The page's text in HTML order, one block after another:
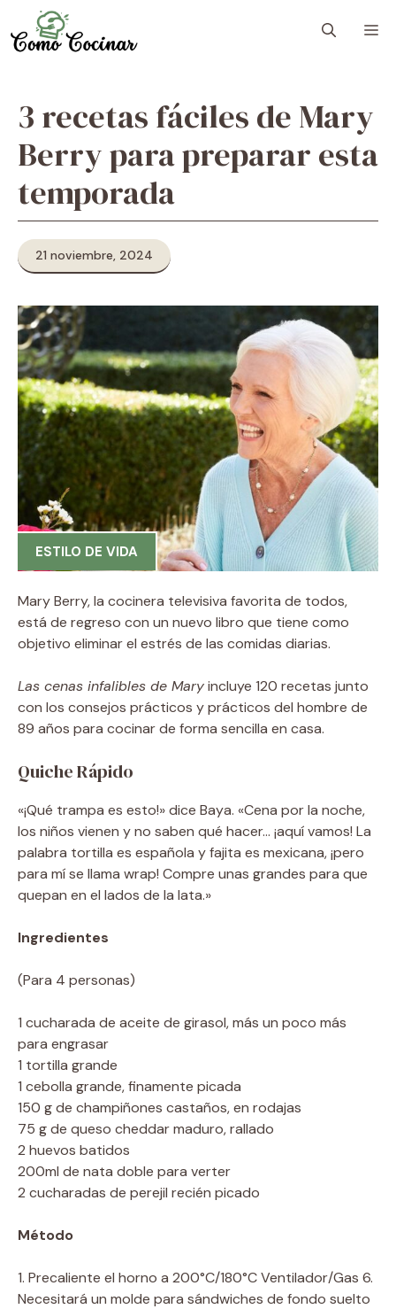
to
content
3 recetas fáciles de Mary
Berry para preparar esta
temporada
21 noviembre, 2024
ESTILO DE VIDA
Mary Berry, la cocinera televisiva favorita de todos,
está de regreso con un nuevo libro que tiene como
objetivo eliminar el estrés de las comidas diarias.
Las cenas infalibles de Maryincluye 120 recetas junto
con los consejos prácticos y prácticos del hombre de
89 años para cocinar de forma sencilla en casa.
Quiche Rápido
«¡Qué trampa es esto!» dice Baya. «Cena por la noche,
los niños vienen y no saben qué hacer… ¡aquí vamos! La
palabra tortilla es española y fajita es mexicana, ¡pero
para mí se llama wrap! Compre unas grandes para que
quepan en el lados de la lata.»
Ingredientes
(Para 4 personas)
1 cucharada de aceite de girasol, más un poco más
para engrasar
1 tortilla grande
1 cebolla grande, finamente picada
150 g de champiñones castaños, en rodajas
75 g de queso cheddar maduro, rallado
2 huevos batidos
200ml de nata doble para verter
2 cucharadas de perejil recién picado
Método
1. Precaliente el horno a 200°C/180°C Ventilador/Gas 6.
Necesitará un molde para sándwiches de fondo suelto